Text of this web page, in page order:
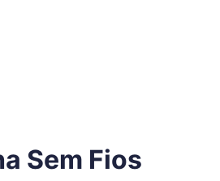
Sem Fios